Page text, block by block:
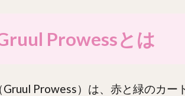
Prowessとは
Prowess）は、赤と緑のカ